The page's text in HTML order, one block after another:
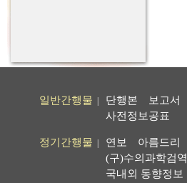
일반간행물 단행본 보고서
사전정보공표
정기간행물 연보 아름드리
(구)수의과학검역
국내외 동향정보